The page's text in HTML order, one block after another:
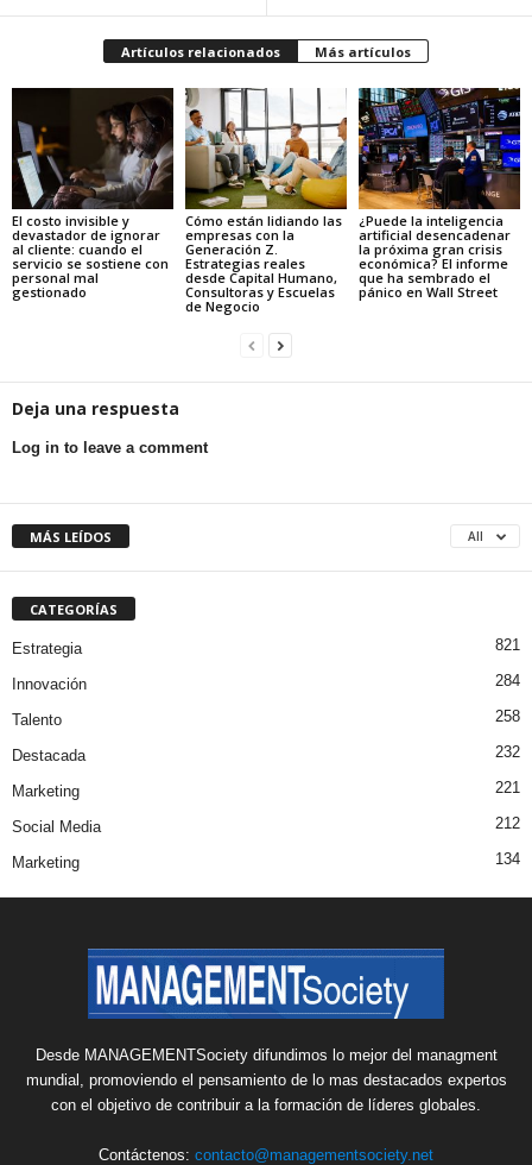
Artículos relacionados Más artículos
El costo invisible y
devastador de ignorar
al cliente: cuando el
servicio se sostiene con
personal mal
gestionado
Cómo están lidiando las
empresas con la
Generación Z.
Estrategias reales
desde Capital Humano,
Consultoras y Escuelas
de Negocio
¿Puede la inteligencia
artificial desencadenar
la próxima gran crisis
económica? El informe
que ha sembrado el
pánico en Wall Street
Deja una respuesta
Log in to leave a comment
MÁS LEÍDOS All
CATEGORÍAS
Estrategia 821
Innovación 284
Talento 258
Destacada 232
Marketing 221
Social Media 212
Marketing 134
Desde MANAGEMENTSociety difundimos lo mejor del managment
mundial, promoviendo el pensamiento de lo mas destacados expertos
con el objetivo de contribuir a la formación de líderes globales.
Contáctenos: contacto@managementsociety.net